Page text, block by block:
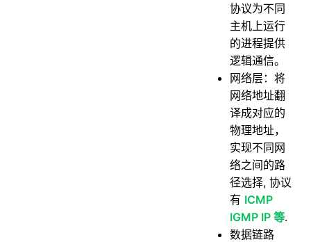
62.RSA和AES算法有什么区别？
协议为不同
主机上运行
的进程提供
逻辑通信。
网络层：将
网络地址翻
译成对应的
物理地址，
实现不同网
络之间的路
径选择, 协议
有 ICMP
IGMP IP 等.
数据链路